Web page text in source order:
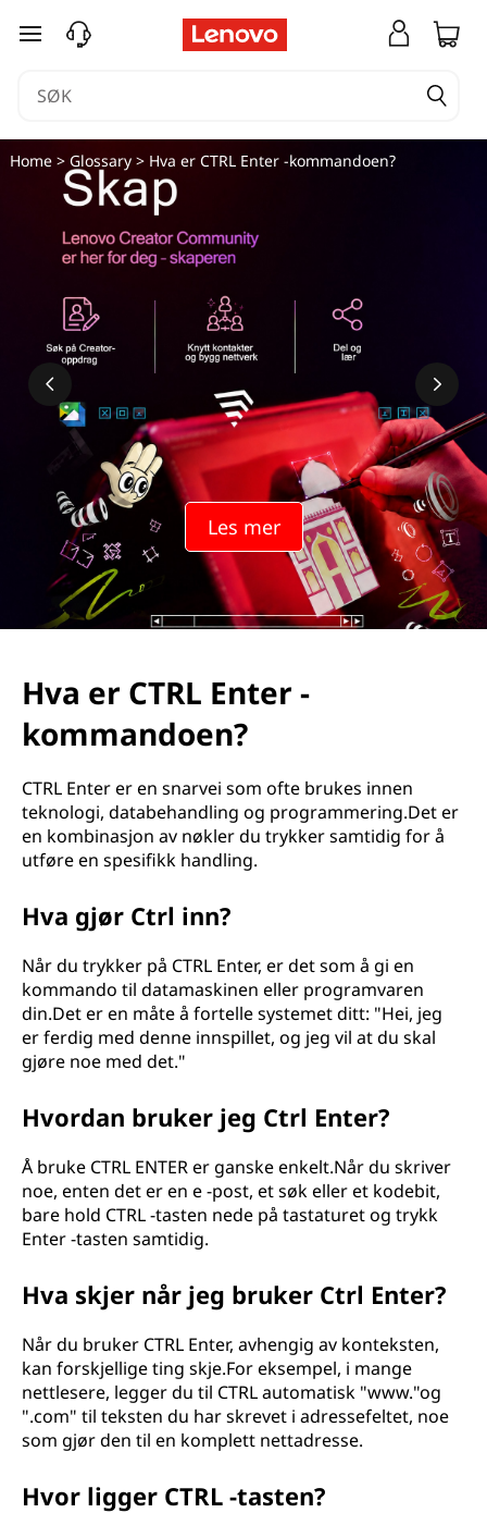
gå til hovedinnhold
Les mer
Home> Glossary> Hva er CTRL Enter -kommandoen?
Hva er CTRL Enter -
kommandoen?
CTRL Enter er en snarvei som ofte brukes innen
teknologi, databehandling og programmering.Det er
en kombinasjon av nøkler du trykker samtidig for å
utføre en spesifikk handling.
Hva gjør Ctrl inn?
Når du trykker på CTRL Enter, er det som å gi en
kommando til datamaskinen eller programvaren
din.Det er en måte å fortelle systemet ditt: "Hei, jeg
er ferdig med denne innspillet, og jeg vil at du skal
gjøre noe med det."
Hvordan bruker jeg Ctrl Enter?
Å bruke CTRL ENTER er ganske enkelt.Når du skriver
noe, enten det er en e -post, et søk eller et kodebit,
bare hold CTRL -tasten nede på tastaturet og trykk
Enter -tasten samtidig.
Hva skjer når jeg bruker Ctrl Enter?
Når du bruker CTRL Enter, avhengig av konteksten,
kan forskjellige ting skje.For eksempel, i mange
nettlesere, legger du til CTRL automatisk "www."og
".com" til teksten du har skrevet i adressefeltet, noe
som gjør den til en komplett nettadresse.
Hvor ligger CTRL -tasten?